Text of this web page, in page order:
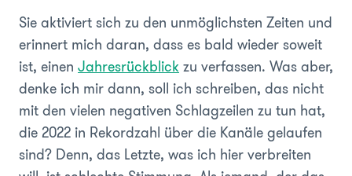
Sie aktiviert sich zu den unmöglichsten Zeiten und
erinnert mich daran, dass es bald wieder soweit
ist, einen Jahresrückblick zu verfassen. Was aber,
denke ich mir dann, soll ich schreiben, das nicht
mit den vielen negativen Schlagzeilen zu tun hat,
die 2022 in Rekordzahl über die Kanäle gelaufen
sind? Denn, das Letzte, was ich hier verbreiten